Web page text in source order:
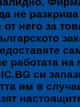
не
него за
работата
си
им в